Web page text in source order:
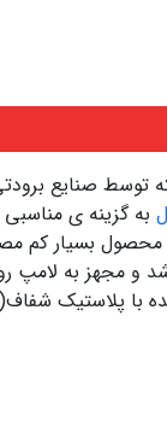
توسط صنایع
به گزینه ی مناسبی
محصول بسیار کم
و مجهز به لامپ
با پلاستیک